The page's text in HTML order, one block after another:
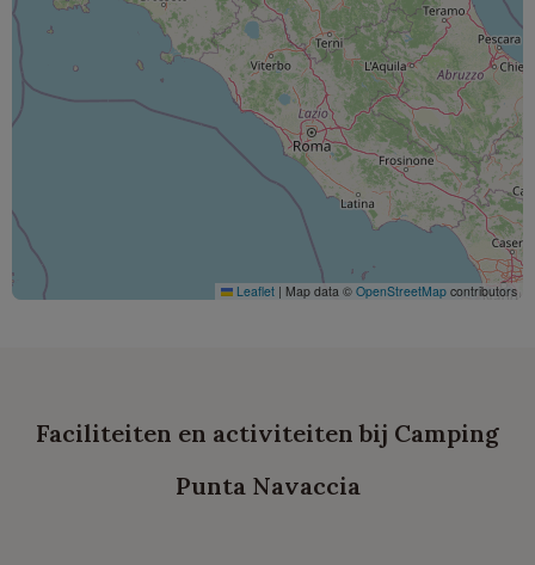
Leaflet | Map data © OpenStreetMap contributors
Faciliteiten en activiteiten bij Camping
Punta Navaccia